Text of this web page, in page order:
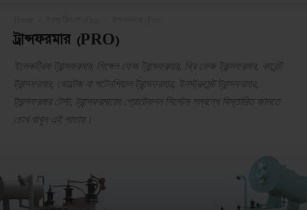
ট্রান্সফরমার (PRO)
ইলেকট্রিক ট্রান্সফরমার, সিঙ্গেল ফেজ ট্রান্সফরমার, থ্রি ফেজ ট্রান্সফরমার, কারেন্ট
ট্রান্সফরমার, ভোল্টেজ বা পটেনশিয়াল ট্রান্সফরমার, ইনস্ট্রুমেন্ট ট্রান্সফরমার,
ট্রান্সফরমার টেস্ট, ট্রান্সফরমারের প্রোটেকশন সিস্টেম সম্বন্ধে বিস্তারিত জানতে
চোখ রাখুন এই পাতায়।